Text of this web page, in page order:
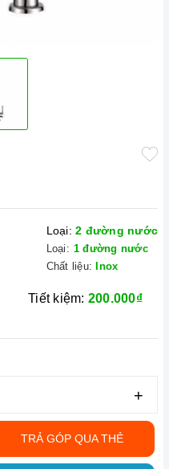
Loại: 2 đường nước
Loại: 1 đường nước
Chất liệu:
Inox
Tiết kiệm: 200.000₫
+
TRẢ GÓP QUA THẺ